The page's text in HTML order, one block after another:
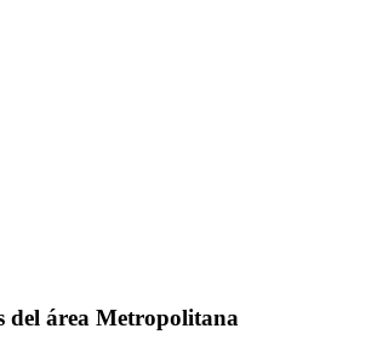
del área Metropolitana